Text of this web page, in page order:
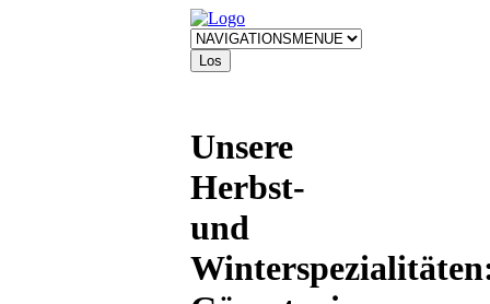
Unsere
Herbst-
und